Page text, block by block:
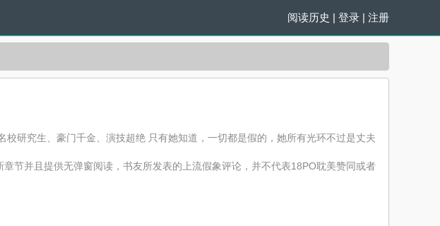
阅读历史 | 登录 | 注册
研究生、豪门千金、演技超绝 只有她知道，一切都是假的，她所有光环不过是丈夫
节并且提供无弹窗阅读，书友所发表的上流假象评论，并不代表18PO耽美赞同或者